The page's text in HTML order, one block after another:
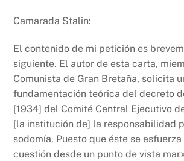
Camarada Stalin:
El contenido de mi petición es
siguiente. El autor de esta carta,
Comunista de Gran Bretaña, solicita
fundamentación teórica del decreto
[1934] del Comité Central Ejecutivo
[la institución de] la responsabilidad
sodomía. Puesto que éste se
cuestión desde un punto de vista